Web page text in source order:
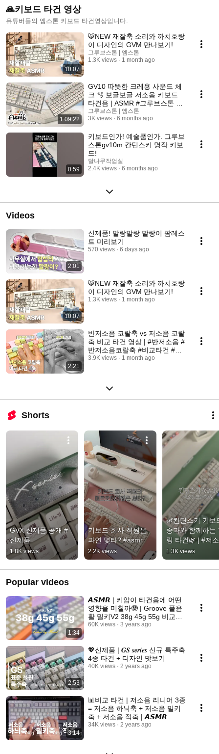
🙏키보드 타건 영상
유튜버들의 엠스톤 키보드 타건영상입니다.
10:07
🐯NEW 재잘축 소리와 까치호랑
이 디자인의 GVM 만나보기!
그루브스톤 | 엠스톤
1.3K views
1 month ago
1:09:22
GV10 따뜻한 크레용 사운드 체
크 🫧 보글보글 저소음 키보드
타건음 | ASMR #그루브스톤 #
따뜻한크레용 #저소음키보드 #
저소음밀키축
그루브스톤 | 엠스톤
3K views
6 months ago
0:59
키보드인가! 예술품인가. 그루브
스톤gv10m 칸딘스키 명작 키보
드!
달나무작업실
2.4K views
6 months ago
Videos
2:01
신제품! 말랑말랑 말랑이 팜레스
트 미리보기
570 views 6 days ago
10:07
🐯NEW 재잘축 소리와 까치호랑
이 디자인의 GVM 만나보기!
1.3K views 1 month ago
2:21
반저소음 코랄축 vs 저소음 코랄
축 비교 타건 영상 | #반저소음 #
반저소음코랄축 #비교타건 #키
보드추천
3.9K views 1 month ago
Shorts
GVX 신제품 공개 #
신제품
1.8K views
키보드 회사 직원은
과연 몇타? #asmr
2.2K views
🌿칸딘스키 키보
종과와 함께하는
링 타건🌿 | #저
코랄축 #asmr
1.3K views
Popular videos
1:34
𝘼𝙎𝙈𝙍 | 키압이 타건음에 어떤
영향을 미칠까🤓 | Groove 풀윤
활 밀키V2 38g 45g 55g 비교타
건
60K views 3 years ago
2:53
💖신제품 | 𝑮𝑺 𝒔𝒆𝒓𝒊𝒆𝒔 신규 특주축
4종 타건 + 디자인 맛보기
40K views 2 years ago
3:14
📊비교 타건 | 저소음 리니어 3종
= 저소음 하늬축 + 저소음 밀키
축 + 저소음 적축 | 𝘼𝙎𝙈𝙍
34K views 2 years ago